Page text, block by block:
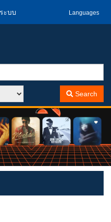
ะบบ Languages
Search